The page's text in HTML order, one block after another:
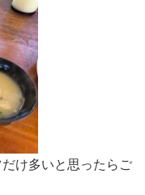
け多いと思ったらご